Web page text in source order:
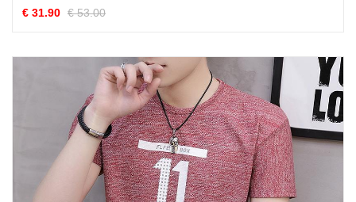
€ 31.90 € 53.00